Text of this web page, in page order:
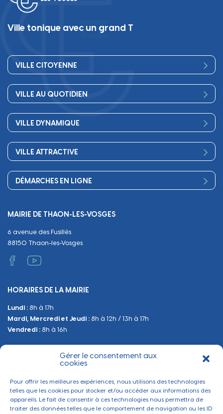
Gérer le consentement aux
cookies
Pour offrir les meilleures expériences, nous utilisons des technologies
telles que les cookies pour stocker et/ou accéder aux informations des
appareils. Le fait de consentir à ces technologies nous permettra de
traiter des données telles que le comportement de navigation ou les ID
Ville tonique avec un grand T
VILLE CITOYENNE
Conseil Municipal
Les services de la Mairie
Finances
Démocratie participative
Publications
VILLE AU QUOTIDIEN
Petite enfance
Scolarité
Périscolaire
Séniors, social, santé
Circuler
Emploi
VILLE DYNAMIQUE
Culture
Associations
Equipements
VILLE ATTRACTIVE
Commerces et artisanat
Urbanisme
Tranquillité et sécurité
DÉMARCHES EN LIGNE
Décès
Papiers et citoyenneté
Administratif et technique
Manifestations
Urbanisme
Sanitaire et Sécurité
MAIRIE DE THAON-LES-VOSGES
6 avenue des Fusillés
88150 Thaon-les-Vosges
HORAIRES DE LA MAIRIE
Lundi : 8h à 17h
Mardi, Mercredi et Jeudi : 8h à 12h / 13h à 17h
Vendredi : 8h à 16h
BESOIN D'INFORMATIONS
Contactez-nous